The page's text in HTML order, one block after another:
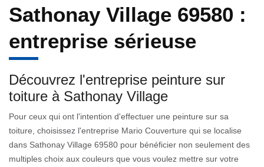
Sathonay Village 69580 :
entreprise sérieuse
Découvrez l'entreprise peinture sur
toiture à Sathonay Village
Pour ceux qui ont l'intention d'effectuer une peinture sur sa
toiture, choisissez l'entreprise Mario Couverture qui se localise
dans Sathonay Village 69580 pour bénéficier non seulement des
multiples choix aux couleurs que vous voulez mettre sur votre